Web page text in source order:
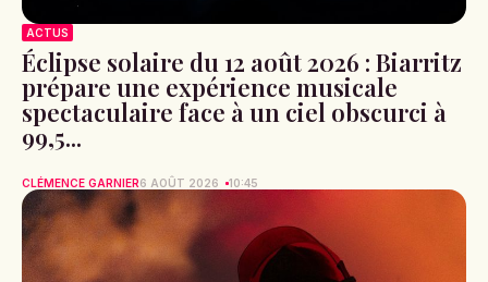
ACTUS
Éclipse solaire du 12 août 2026 : Biarritz
prépare une expérience musicale
spectaculaire face à un ciel obscurci à
99,5...
CLÉMENCE GARNIER6 AOÛT 2026 10:45